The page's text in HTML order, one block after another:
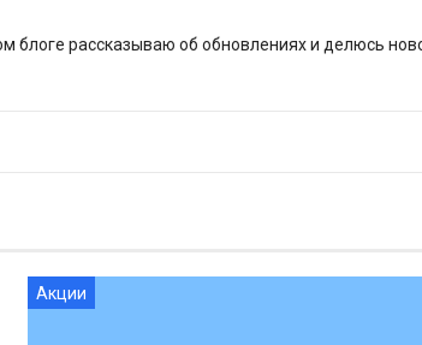
блоге рассказываю об обновлениях и делюсь
Акции